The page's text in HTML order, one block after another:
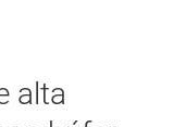
alta